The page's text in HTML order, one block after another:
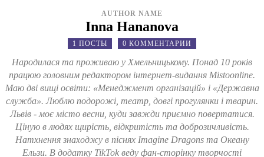
AUTHOR NAME
Inna Hananova
1 ПОСТЫ 0 КОММЕНТАРИИ
Народилася та проживаю у Хмельницькому. Понад 10 років
працюю головним редактором інтернет-видання Mistoonline.
Маю дві вищі освіти: «Менеджмент організацій» і «Державна
служба». Люблю подорожі, театр, довгі прогулянки і тварин.
Львів - моє місто весни, куди завжди приємно повертатися.
Ціную в людях щирість, відкритість та доброзичливість.
Натхнення знаходжу в піснях Imagine Dragons та Океану
Ельзи. В додатку TikTok веду фан-сторінку творчості